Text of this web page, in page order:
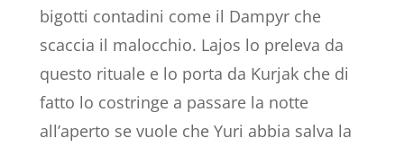
bigotti contadini come il Dampyr che
scaccia il malocchio. Lajos lo preleva da
questo rituale e lo porta da Kurjak che di
fatto lo costringe a passare la notte
all’aperto se vuole che Yuri abbia salva la